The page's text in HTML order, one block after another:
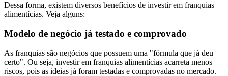
Dessa forma, existem diversos benefícios de investir em franquias
alimentícias. Veja alguns:
Modelo de negócio já testado e comprovado
As franquias são negócios que possuem uma "fórmula que já deu
certo". Ou seja, investir em franquias alimentícias acarreta menos
riscos, pois as ideias já foram testadas e comprovadas no mercado.